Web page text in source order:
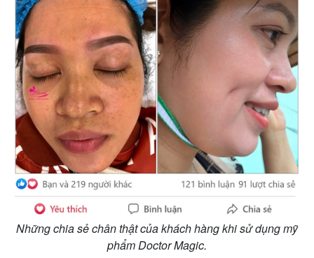
Những chia sẻ chân thật của khách hàng khi sử dụng mỹ
phẩm Doctor Magic.